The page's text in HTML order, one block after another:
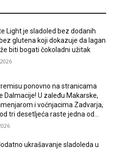
Light je sladoled bez dodanih
glutena koji dokazuje da lagan
biti bogati čokoladni užitak
ponovno na stranicama
Dalmacije! U zaleđu Makarske,
i voćnjacima Zadvarja,
tri desetljeća raste jedna od...
ukrašavanje sladoleda u